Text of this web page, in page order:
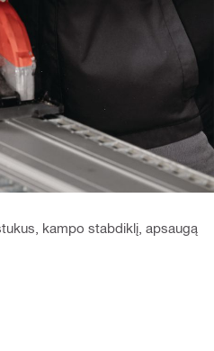
kampo stabdiklį, apsaugą